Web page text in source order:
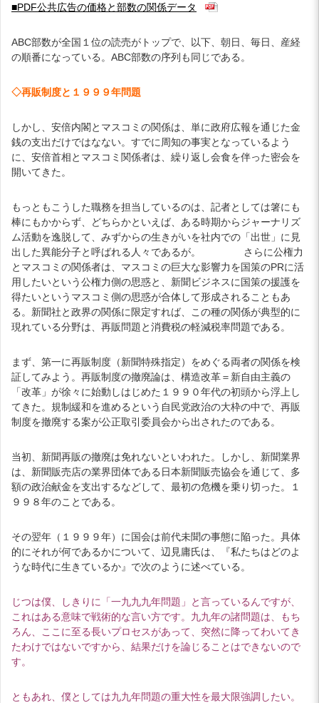
■PDF公共広告の価格と部数の関係データ
ABC部数が全国１位の読売がトップで、以下、朝日、毎日、産経
の順番になっている。ABC部数の序列も同じである。
◇再販制度と１９９９年問題
しかし、安倍内閣とマスコミの関係は、単に政府広報を通じた金
銭の支出だけではなない。すでに周知の事実となっているよう
に、安倍首相とマスコミ関係者は、繰り返し会食を伴った密会を
開いてきた。
もっともこうした職務を担当しているのは、記者としては箸にも
棒にもかからず、どちらかといえば、ある時期からジャーナリズ
ム活動を逸脱して、みずからの生きがいを社内での「出世」に見
出した異能分子と呼ばれる人々であるが。 さらに公権力
とマスコミの関係者は、マスコミの巨大な影響力を国策のPRに活
用したいという公権力側の思惑と、新聞ビジネスに国策の援護を
得たいというマスコミ側の思惑が合体して形成されることもあ
る。新聞社と政界の関係に限定すれば、この種の関係が典型的に
現れている分野は、再販問題と消費税の軽減税率問題である。
まず、第一に再販制度（新聞特殊指定）をめぐる両者の関係を検
証してみよう。再販制度の撤廃論は、構造改革＝新自由主義の
「改革」が徐々に始動しはじめた１９９０年代の初頭から浮上し
てきた。規制緩和を進めるという自民党政治の大枠の中で、再販
制度を撤廃する案が公正取引委員会から出されたのである。
当初、新聞再販の撤廃は免れないといわれた。しかし、新聞業界
は、新聞販売店の業界団体である日本新聞販売協会を通じて、多
額の政治献金を支出するなどして、最初の危機を乗り切った。１
９９８年のことである。
その翌年（１９９９年）に国会は前代未聞の事態に陥った。具体
的にそれが何であるかについて、辺見庸氏は、『私たちはどのよ
うな時代に生きているか』で次のように述べている。
じつは僕、しきりに「一九九九年問題」と言っているんですが、
これはある意味で戦術的な言い方です。九九年の諸問題は、もち
ろん、ここに至る長いプロセスがあって、突然に降ってわいてき
たわけではないですから、結果だけを論じることはできないので
す。
ともあれ、僕としては九九年問題の重大性を最大限強調したい。